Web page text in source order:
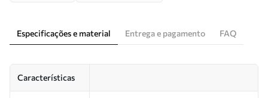
Especificações e material Entrega e pagamento FAQ
Características